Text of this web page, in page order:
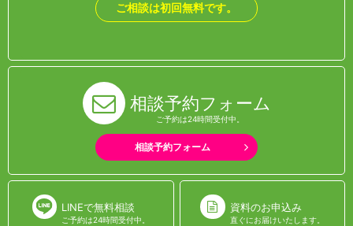
ご相談は初回無料です。
相談予約フォーム
ご予約は24時間受付中。
相談予約フォーム
LINEで無料相談
ご予約は24時間受付中。
資料のお申込み
直ぐにお届けいたします。